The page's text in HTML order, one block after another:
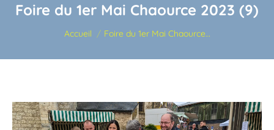
Foire du 1er Mai Chaource 2023 (9)
Vous êtes ici :
Accueil Foire du 1er Mai Chaource…